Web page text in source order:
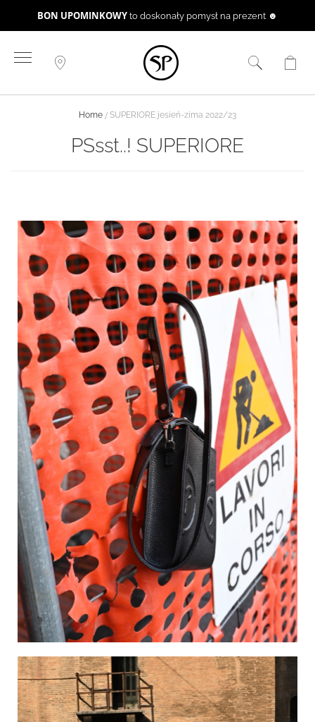
BON UPOMINKOWY to doskonały pomysł na prezent ☻
do
treści
Home SUPERIORE jesień-zima 2022/23
PSsst..! SUPERIORE